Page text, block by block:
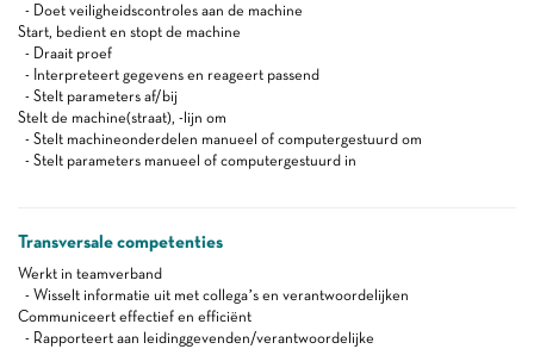
- Doet veiligheidscontroles aan de machine
Start, bedient en stopt de machine
- Draait proef
- Interpreteert gegevens en reageert passend
- Stelt parameters af/bij
Stelt de machine(straat), -lijn om
- Stelt machineonderdelen manueel of computergestuurd om
- Stelt parameters manueel of computergestuurd in
Transversale competenties
Werkt in teamverband
- Wisselt informatie uit met collega’s en verantwoordelijken
Communiceert effectief en efficiënt
- Rapporteert aan leidinggevenden/verantwoordelijke